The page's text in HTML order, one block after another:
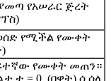
የአሠራር ጅረት
የሚችል የሙቀት
የሙቀት መጠን።